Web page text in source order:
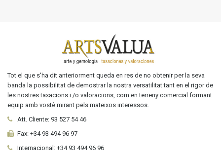
Tot el que s'ha dit anteriorment queda en res de no obtenir per la seva
banda la possibilitat de demostrar la nostra versatilitat tant en el rigor de
les nostres taxacions i /o valoracions, com en terreny comercial formant
equip amb vostè mirant pels mateixos interessos.
Att. Cliente: 93 527 54 46
Fax: +34 93 494 96 97
Internacional: +34 93 494 96 96